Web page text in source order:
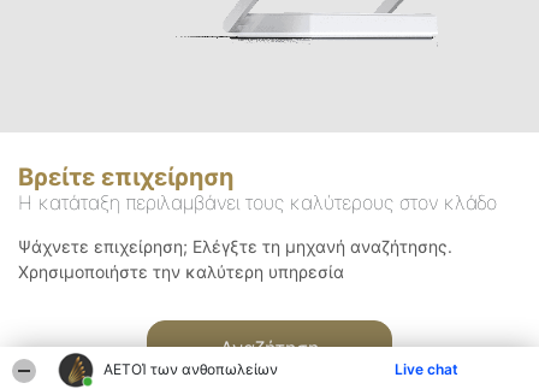
ΑΕΤΟΊ των ανθοπωλείων Live chat
Βρείτε επιχείρηση
Η κατάταξη περιλαμβάνει τους καλύτερους στον κλάδο
Ψάχνετε επιχείρηση; Ελέγξτε τη μηχανή αναζήτησης.
Χρησιμοποιήστε την καλύτερη υπηρεσία
Αναζήτηση